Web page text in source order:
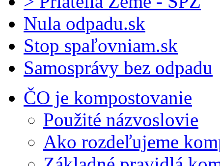
Nula odpadu.sk
Stop spaľovniam.sk
Samosprávy bez odpadu
ČO je kompostovanie
Použité názvoslovie
Ako rozdeľujeme